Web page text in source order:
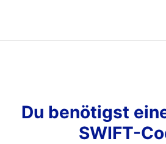
Du benötigst
SWIFT-